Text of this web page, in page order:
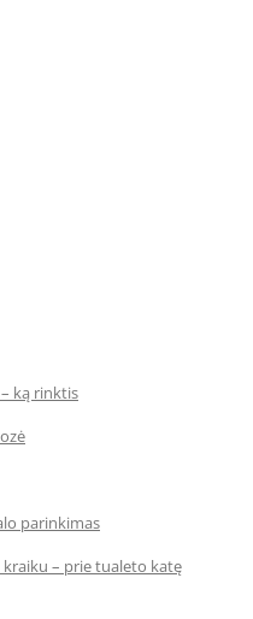
ką rinktis
parinkimas
– prie tualeto katę